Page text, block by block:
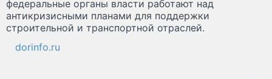
федеральные органы власти работают над
антикризисными планами для поддержки
строительной и транспортной отраслей.
dorinfo.ru